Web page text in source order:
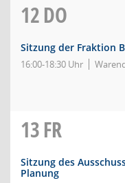
12DO
Sitzung der Fraktion
16:00-18:30 Uhr
13FR
Sitzung des
Planung